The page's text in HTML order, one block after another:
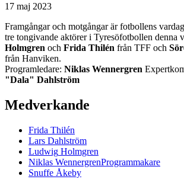
17 maj 2023
Framgångar och motgångar är fotbollens
tre tongivande aktörer i Tyresöfotbollen denna
Holmgren och Frida Thilén från TFF och
från Hanviken.
Programledare: Niklas Wennergren
"Dala" Dahlström
Medverkande
Frida Thilén
Lars Dahlström
Ludwig Holmgren
Niklas WennergrenProgrammakare
Snuffe Åkeby